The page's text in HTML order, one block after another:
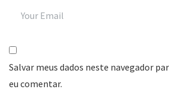
Salvar meus dados neste navegador
eu comentar.